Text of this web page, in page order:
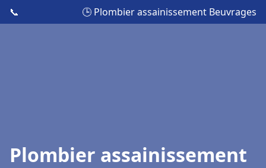
📞 🕒 Plombier assainissement Beuvrages
Plombier assainissement